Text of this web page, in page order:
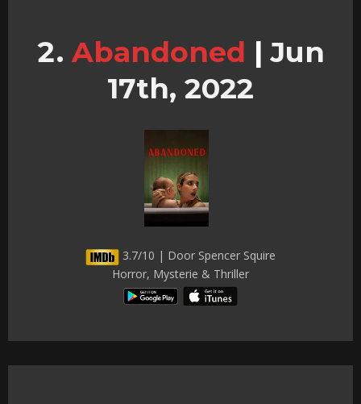
Abandoned | Jun
17th, 2022
3.7/10 | Door Spencer Squire
Horror, Mysterie & Thriller